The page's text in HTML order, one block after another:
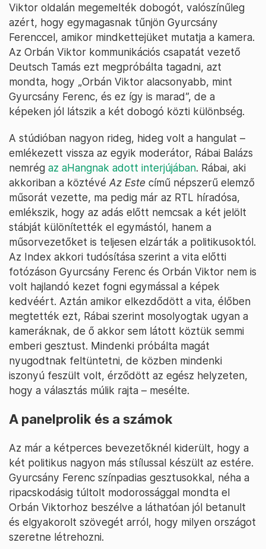
Viktor oldalán megemelték dobogót, valószínűleg
azért, hogy egymagasnak tűnjön Gyurcsány
Ferenccel, amikor mindkettejüket mutatja a kamera.
Az Orbán Viktor kommunikációs csapatát vezető
Deutsch Tamás ezt megpróbálta tagadni, azt
mondta, hogy „Orbán Viktor alacsonyabb, mint
Gyurcsány Ferenc, és ez így is marad”, de a
képeken jól látszik a két dobogó közti különbség.
A stúdióban nagyon rideg, hideg volt a hangulat –
emlékezett vissza az egyik moderátor, Rábai Balázs
nemrég az aHangnak adott interjújában. Rábai, aki
akkoriban a köztévé Az Este című népszerű elemző
műsorát vezette, ma pedig már az RTL híradósa,
emlékszik, hogy az adás előtt nemcsak a két jelölt
stábját különítették el egymástól, hanem a
műsorvezetőket is teljesen elzárták a politikusoktól.
Az Index akkori tudósítása szerint a vita előtti
fotózáson Gyurcsány Ferenc és Orbán Viktor nem is
volt hajlandó kezet fogni egymással a képek
kedvéért. Aztán amikor elkezdődött a vita, élőben
megtették ezt, Rábai szerint mosolyogtak ugyan a
kameráknak, de ő akkor sem látott köztük semmi
emberi gesztust. Mindenki próbálta magát
nyugodtnak feltüntetni, de közben mindenki
iszonyú feszült volt, érződött az egész helyzeten,
hogy a választás múlik rajta – mesélte.
A panelprolik és a számok
Az már a kétperces bevezetőknél kiderült, hogy a
két politikus nagyon más stílussal készült az estére.
Gyurcsány Ferenc színpadias gesztusokkal, néha a
ripacskodásig túltolt modorossággal mondta el
Orbán Viktorhoz beszélve a láthatóan jól betanult
és elgyakorolt szövegét arról, hogy milyen országot
szeretne létrehozni.